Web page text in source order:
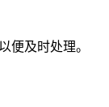
便及时处理。